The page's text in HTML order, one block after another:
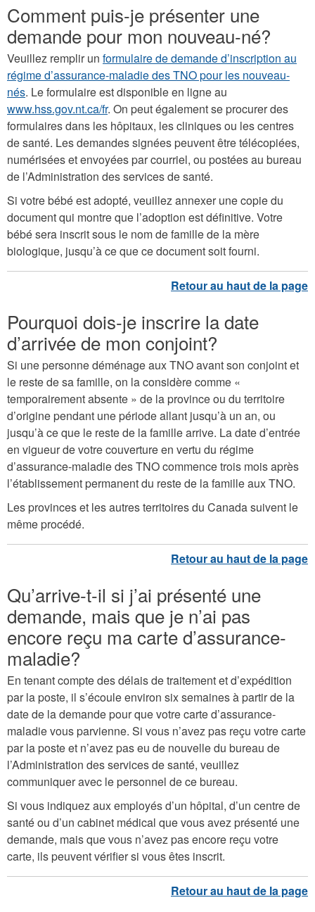
Comment puis-je présenter une
demande pour mon nouveau-né?
Veuillez remplir un formulaire de demande d’inscription au
régime d’assurance-maladie des TNO pour les nouveau-
nés. Le formulaire est disponible en ligne au
www.hss.gov.nt.ca/fr. On peut également se procurer des
formulaires dans les hôpitaux, les cliniques ou les centres
de santé. Les demandes signées peuvent être télécopiées,
numérisées et envoyées par courriel, ou postées au bureau
de l’Administration des services de santé.
Si votre bébé est adopté, veuillez annexer une copie du
document qui montre que l’adoption est définitive. Votre
bébé sera inscrit sous le nom de famille de la mère
biologique, jusqu’à ce que ce document soit fourni.
Pourquoi dois-je inscrire la date
d’arrivée de mon conjoint?
Si une personne déménage aux TNO avant son conjoint et
le reste de sa famille, on la considère comme «
temporairement absente » de la province ou du territoire
d’origine pendant une période allant jusqu’à un an, ou
jusqu’à ce que le reste de la famille arrive. La date d’entrée
en vigueur de votre couverture en vertu du régime
d’assurance-maladie des TNO commence trois mois après
l’établissement permanent du reste de la famille aux TNO.
Les provinces et les autres territoires du Canada suivent le
même procédé.
Qu’arrive-t-il si j’ai présenté une
demande, mais que je n’ai pas
encore reçu ma carte d’assurance-
maladie?
En tenant compte des délais de traitement et d’expédition
par la poste, il s’écoule environ six semaines à partir de la
date de la demande pour que votre carte d’assurance-
maladie vous parvienne. Si vous n’avez pas reçu votre carte
par la poste et n’avez pas eu de nouvelle du bureau de
l’Administration des services de santé, veuillez
communiquer avec le personnel de ce bureau.
Si vous indiquez aux employés d’un hôpital, d’un centre de
santé ou d’un cabinet médical que vous avez présenté une
demande, mais que vous n’avez pas encore reçu votre
carte, ils peuvent vérifier si vous êtes inscrit.